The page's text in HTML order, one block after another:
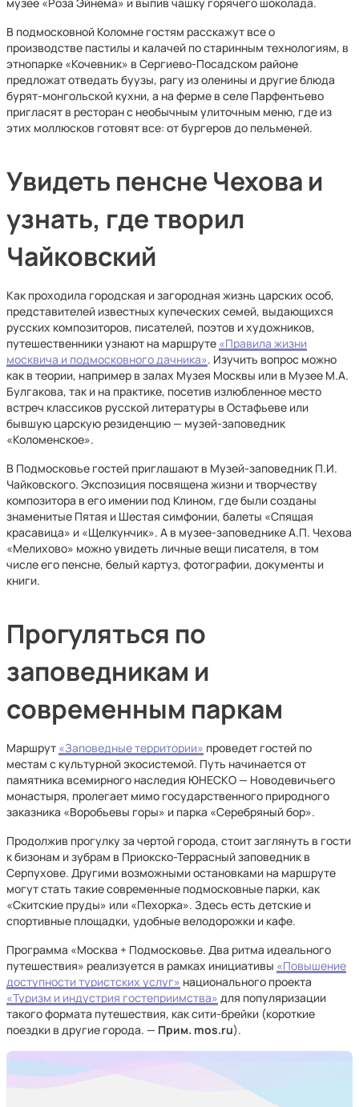
В подмосковной Коломне гостям расскажут все о
производстве пастилы и калачей по старинным технологиям, в
этнопарке «Кочевник» в Сергиево-Посадском районе
предложат отведать буузы, рагу из оленины и другие блюда
бурят-монгольской кухни, а на ферме в селе Парфентьево
пригласят в ресторан с необычным улиточным меню, где из
этих моллюсков готовят все: от бургеров до пельменей.
Увидеть пенсне Чехова и
узнать, где творил
Чайковский
Как проходила городская и загородная жизнь царских особ,
представителей известных купеческих семей, выдающихся
русских композиторов, писателей, поэтов и художников,
путешественники узнают на маршруте «Правила жизни
москвича и подмосковного дачника». Изучить вопрос можно
как в теории, например в залах Музея Москвы или в Музее М.А.
Булгакова, так и на практике, посетив излюбленное место
встреч классиков русской литературы в Остафьеве или
бывшую царскую резиденцию — музей-заповедник
«Коломенское».
В Подмосковье гостей приглашают в Музей-заповедник П.И.
Чайковского. Экспозиция посвящена жизни и творчеству
композитора в его имении под Клином, где были созданы
знаменитые Пятая и Шестая симфонии, балеты «Спящая
красавица» и «Щелкунчик». А в музее-заповеднике А.П. Чехова
«Мелихово» можно увидеть личные вещи писателя, в том
числе его пенсне, белый картуз, фотографии, документы и
книги.
Прогуляться по
заповедникам и
современным паркам
Маршрут «Заповедные территории» проведет гостей по
местам с культурной экосистемой. Путь начинается от
памятника всемирного наследия ЮНЕСКО — Новодевичьего
монастыря, пролегает мимо государственного природного
заказника «Воробьевы горы» и парка «Серебряный бор».
Продолжив прогулку за чертой города, стоит заглянуть в гости
к бизонам и зубрам в Приокско-Террасный заповедник в
Серпухове. Другими возможными остановками на маршруте
могут стать такие современные подмосковные парки, как
«Скитские пруды» или «Пехорка». Здесь есть детские и
спортивные площадки, удобные велодорожки и кафе.
Программа «Москва + Подмосковье. Два ритма идеального
путешествия» реализуется в рамках инициативы «Повышение
доступности туристских услуг» национального проекта
«Туризм и индустрия гостеприимства» для популяризации
такого формата путешествия, как сити-брейки (короткие
поездки в другие города. — Прим. mos.ru).